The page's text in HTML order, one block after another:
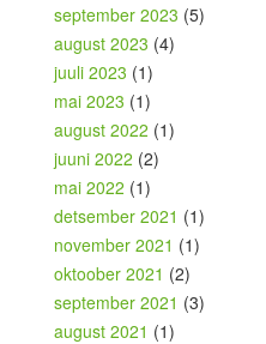
september 2023 (5)
august 2023 (4)
juuli 2023 (1)
mai 2023 (1)
august 2022 (1)
juuni 2022 (2)
mai 2022 (1)
detsember 2021 (1)
november 2021 (1)
oktoober 2021 (2)
september 2021 (3)
august 2021 (1)